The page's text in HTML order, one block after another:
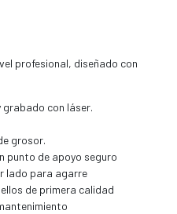
profesional, diseñado con
con láser.
grosor.
punto de apoyo seguro
lado para agarre
de primera calidad